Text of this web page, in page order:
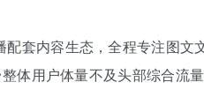
套内容生态，全程专注图文
体用户体量不及头部综合流